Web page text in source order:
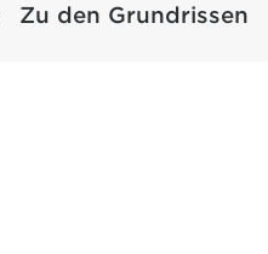
Zu den Grundrissen